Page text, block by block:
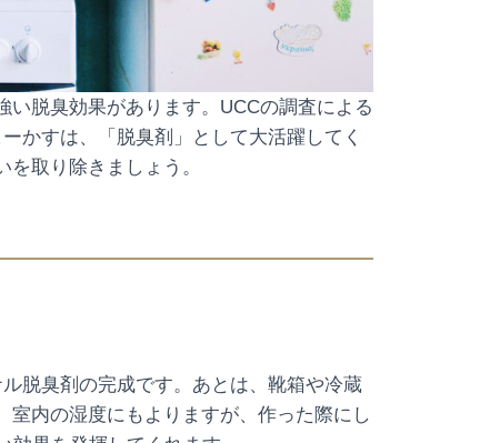
脱臭効果があります。UCCの調査による
かすは、「脱臭剤」として大活躍してく
取り除きましょう。
脱臭剤の完成です。あとは、靴箱や冷蔵
内の湿度にもよりますが、作った際にし